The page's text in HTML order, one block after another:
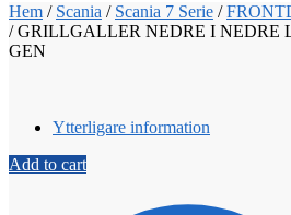
Hem / Scania / Scania 7 Serie /
/GRILLGALLER NEDRE I NEDRE
GEN
Ytterligare information
Add to cart